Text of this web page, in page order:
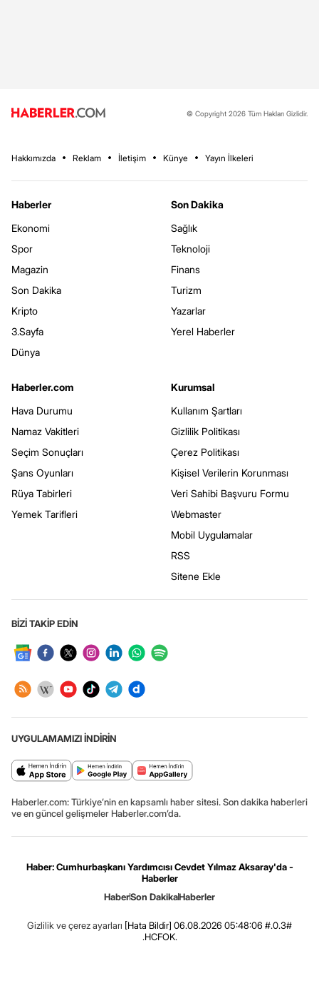
© Copyright 2026 Tüm Hakları Gizlidir.
Hakkımızda Reklam İletişim Künye Yayın İlkeleri
Haberler
Ekonomi
Spor
Magazin
Son Dakika
Kripto
3.Sayfa
Dünya
Son Dakika
Sağlık
Teknoloji
Finans
Turizm
Yazarlar
Yerel Haberler
Haberler.com
Hava Durumu
Namaz Vakitleri
Seçim Sonuçları
Şans Oyunları
Rüya Tabirleri
Yemek Tarifleri
Kurumsal
Kullanım Şartları
Gizlilik Politikası
Çerez Politikası
Kişisel Verilerin Korunması
Veri Sahibi Başvuru Formu
Webmaster
Mobil Uygulamalar
RSS
Sitene Ekle
BİZİ TAKİP EDİN
UYGULAMAMIZI İNDİRİN
Haberler.com: Türkiye’nin en kapsamlı haber sitesi. Son dakika haberleri
ve en güncel gelişmeler Haberler.com’da.
Haber: Cumhurbaşkanı Yardımcısı Cevdet Yılmaz Aksaray'da -
Haberler
HaberSon DakikaHaberler
Gizlilik ve çerez ayarları [Hata Bildir] 06.08.2026 05:48:06 #.0.3#
.HCFOK.